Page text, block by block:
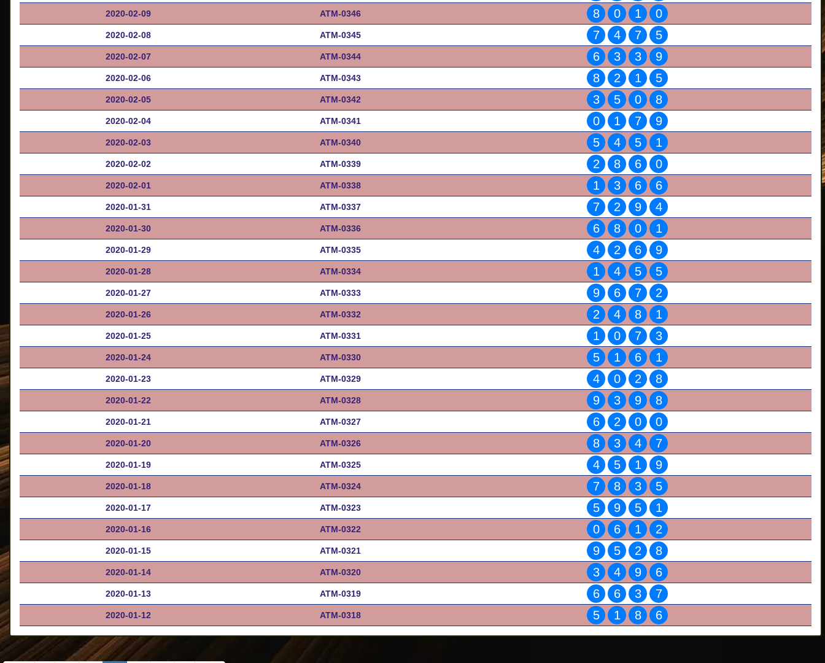
2020-02-09 ATM-0346 8 0 1 0
2020-02-08 ATM-0345 7 4 7 5
2020-02-07 ATM-0344 6 3 3 9
2020-02-06 ATM-0343 8 2 1 5
2020-02-05 ATM-0342 3 5 0 8
2020-02-04 ATM-0341 0 1 7 9
2020-02-03 ATM-0340 5 4 5 1
2020-02-02 ATM-0339 2 8 6 0
2020-02-01 ATM-0338 1 3 6 6
2020-01-31 ATM-0337 7 2 9 4
2020-01-30 ATM-0336 6 8 0 1
2020-01-29 ATM-0335 4 2 6 9
2020-01-28 ATM-0334 1 4 5 5
2020-01-27 ATM-0333 9 6 7 2
2020-01-26 ATM-0332 2 4 8 1
2020-01-25 ATM-0331 1 0 7 3
2020-01-24 ATM-0330 5 1 6 1
2020-01-23 ATM-0329 4 0 2 8
2020-01-22 ATM-0328 9 3 9 8
2020-01-21 ATM-0327 6 2 0 0
2020-01-20 ATM-0326 8 3 4 7
2020-01-19 ATM-0325 4 5 1 9
2020-01-18 ATM-0324 7 8 3 5
2020-01-17 ATM-0323 5 9 5 1
2020-01-16 ATM-0322 0 6 1 2
2020-01-15 ATM-0321 9 5 2 8
2020-01-14 ATM-0320 3 4 9 6
2020-01-13 ATM-0319 6 6 3 7
2020-01-12 ATM-0318 5 1 8 6